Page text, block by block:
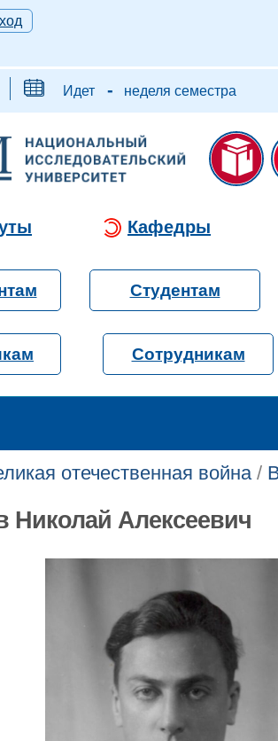
Идет - неделя семестра
Кафедры
Студентам
Сотрудникам
отечественная война/
Николай Алексеевич